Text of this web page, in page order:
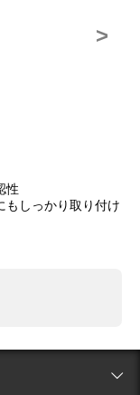
>
性
しっかり取り付け